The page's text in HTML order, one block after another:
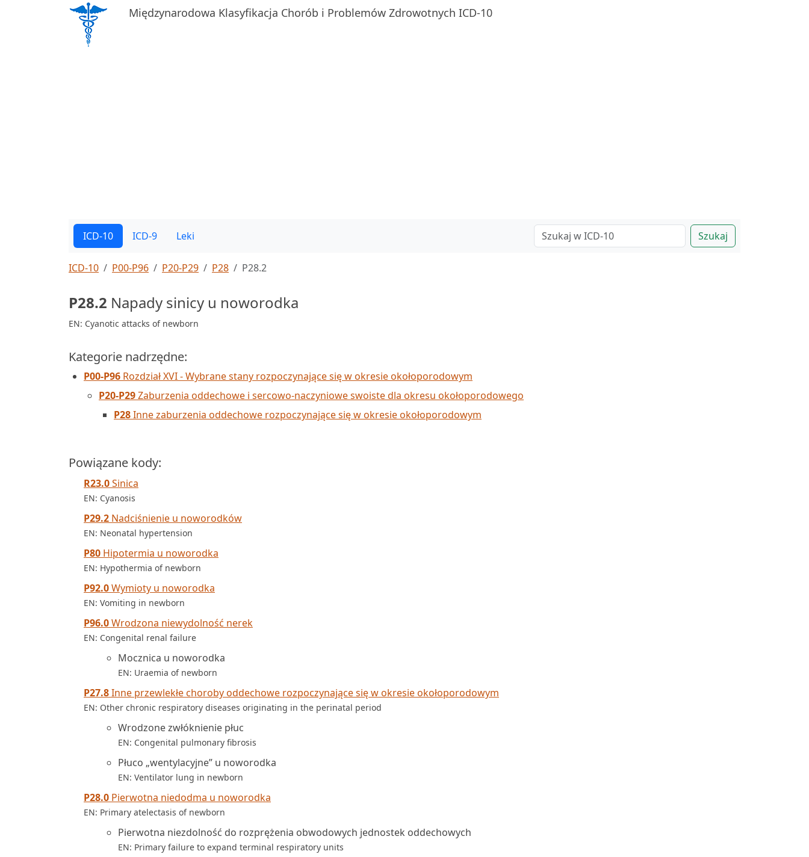
Międzynarodowa Klasyfikacja Chorób i Problemów Zdrowotnych ICD-10
ICD-10 ICD-9 Leki Szukaj
ICD-10 P00-P96 P20-P29 P28 P28.2
P28.2 Napady sinicy u noworodka
EN: Cyanotic attacks of newborn
Kategorie nadrzędne:
P00-P96 Rozdział XVI - Wybrane stany rozpoczynające się w okresie okołoporodowym
P20-P29Zaburzenia oddechowe i sercowo-naczyniowe swoiste dla okresu okołoporodowego
P28Inne zaburzenia oddechowe rozpoczynające się w okresie okołoporodowym
Powiązane kody:
R23.0Sinica
EN: Cyanosis
P29.2 Nadciśnienie u noworodków
EN: Neonatal hypertension
P80 Hipotermia u noworodka
EN: Hypothermia of newborn
P92.0Wymioty u noworodka
EN: Vomiting in newborn
P96.0Wrodzona niewydolność nerek
EN: Congenital renal failure
Mocznica u noworodka
EN: Uraemia of newborn
P27.8Inne przewlekłe choroby oddechowe rozpoczynające się w okresie okołoporodowym
EN: Other chronic respiratory diseases originating in the perinatal period
Wrodzone zwłóknienie płuc
EN: Congenital pulmonary fibrosis
Płuco „wentylacyjne” u noworodka
EN: Ventilator lung in newborn
P28.0 Pierwotna niedodma u noworodka
EN: Primary atelectasis of newborn
Pierwotna niezdolność do rozprężenia obwodowych jednostek oddechowych
EN: Primary failure to expand terminal respiratory units